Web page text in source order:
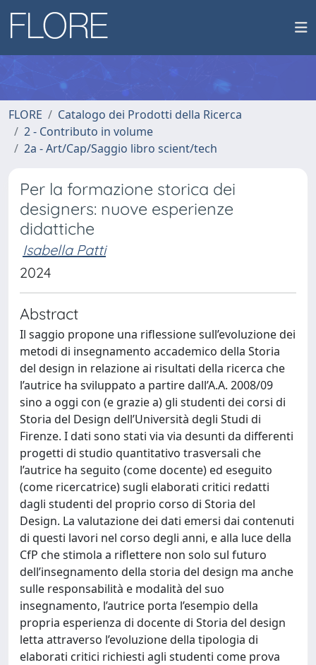
FLORE
Catalogo dei Prodotti della Ricerca
2 - Contributo in volume
2a - Art/Cap/Saggio libro scient/tech
Per la formazione storica dei
designers: nuove esperienze
didattiche
Isabella Patti
2024
Abstract
Il saggio propone una riflessione sull’evoluzione dei
metodi di insegnamento accademico della Storia
del design in relazione ai risultati della ricerca che
l’autrice ha sviluppato a partire dall’A.A. 2008/09
sino a oggi con (e grazie a) gli studenti dei corsi di
Storia del Design dell’Università degli Studi di
Firenze. I dati sono stati via via desunti da differenti
progetti di studio quantitativo trasversali che
l’autrice ha seguito (come docente) ed eseguito
(come ricercatrice) sugli elaborati critici redatti
dagli studenti del proprio corso di Storia del
Design. La valutazione dei dati emersi dai contenuti
di questi lavori nel corso degli anni, e alla luce della
CfP che stimola a riflettere non solo sul futuro
dell’insegnamento della storia del design ma anche
sulle responsabilità e modalità del suo
insegnamento, l’autrice porta l’esempio della
propria esperienza di docente di Storia del design
letta attraverso l’evoluzione della tipologia di
elaborati critici richiesti agli studenti come prova